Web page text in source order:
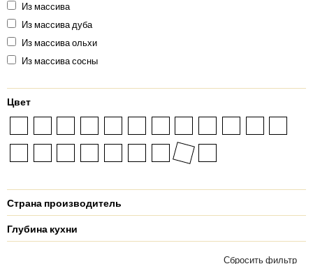
Из массива
Из массива дуба
Из массива ольхи
Из массива сосны
Цвет
Страна производитель
Глубина кухни